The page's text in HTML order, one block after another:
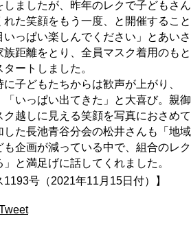
しましたが、昨年のレクで子どもさん
れた笑顔をもう一度、と開催すること
いっぱい楽しんでください」とあいさ
距離をとり、全員マスク着用のもと
ートしました。
子どもたちからは歓声が上がり、
「いっぱい出てきた」と大喜び。親御
ク越しに見える笑顔を写真におさめて
した長池青谷分会の松井さんも「地域
も企画が減っている中で、組合のレク
と満足げに話してくれました。
1193号（2021年11月15日付）】